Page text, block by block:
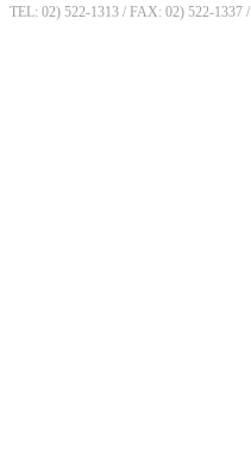
TEL: 02) 522-1313 / FAX: 02) 522-1337